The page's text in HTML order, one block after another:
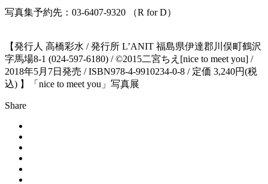
写真集予約先：03-6407-9320 （R for D）
【発行人 高橋彩水 / 発行所 L’ANIT 福島県伊達郡川俣町鶴沢
字馬場8-1 (024-597-6180) / ©2015二宮ちえ[nice to meet you] /
2018年5月7日発売 / ISBN978-4-9910234-0-8 / 定価 3,240円(税
込) 】「nice to meet you」写真展
Share